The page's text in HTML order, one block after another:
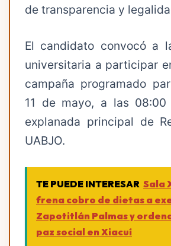
de transparencia y
El candidato convocó a
universitaria a participar
campaña programado
11 de mayo, a las 08:00
explanada principal de
UABJO.
TE PUEDE INTERESAR Sala
frena cobro de dietas a
Zapotitlán Palmas y
paz social en Xiacuí